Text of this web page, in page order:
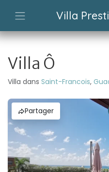
Villa
Villa Ô
Villa dans Saint-Francois,
Partager